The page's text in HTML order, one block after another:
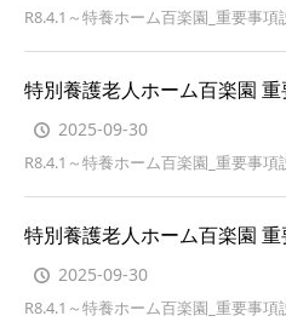
R8.4.1～特養ホーム百楽園_重要事
特別養護老人ホーム百楽園
2025-09-30
R8.4.1～特養ホーム百楽園_重要事
特別養護老人ホーム百楽園
2025-09-30
R8.4.1～特養ホーム百楽園_重要事